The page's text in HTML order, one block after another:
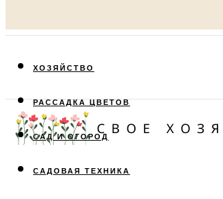
ХОЗЯЙСТВО
РАССАДКА ЦВЕТОВ
САД И ОГОРОД
САДОВАЯ ТЕХНИКА